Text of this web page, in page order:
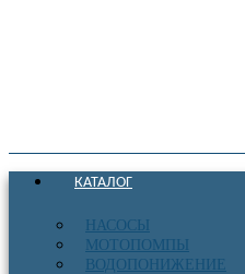
КАТАЛОГ
НАСОСЫ
МОТОПОМПЫ
ВОДОПОНИЖЕНИЕ